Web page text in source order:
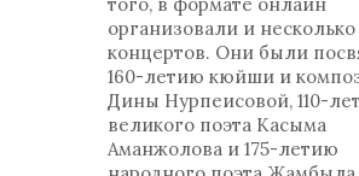
организовали и несколько
концертов. Они были
160-летию кюйши и
Дины Нурпеисовой, 110-
великого поэта Касыма
Аманжолова и 175-летию